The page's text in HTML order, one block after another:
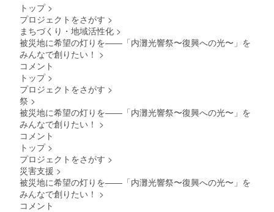
載 ス
テージ
注意事
項・条
希望さ
れるお
トップ >
プロジェクトをさがす >
まちづくり・地域活性化 >
被災地に希望の灯りを――「内灘光響祭〜復興への光〜」を
みんなで創りたい！ >
コメント
トップ >
プロジェクトをさがす >
祭 >
被災地に希望の灯りを――「内灘光響祭〜復興への光〜」を
みんなで創りたい！ >
コメント
トップ >
プロジェクトをさがす >
災害支援 >
被災地に希望の灯りを――「内灘光響祭〜復興への光〜」を
みんなで創りたい！ >
コメント